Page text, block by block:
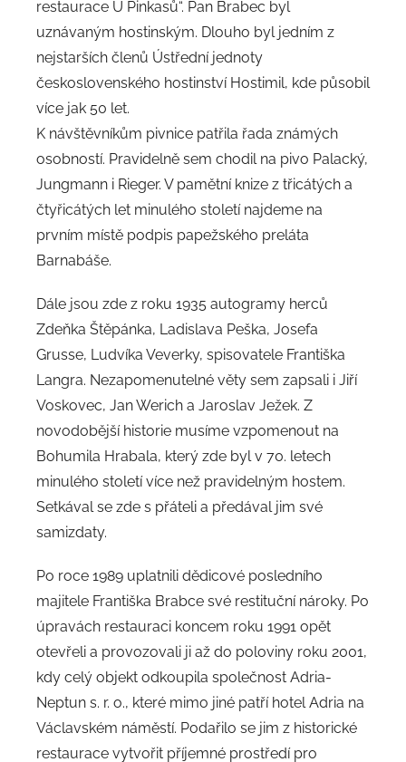
restaurace U Pinkasů“. Pan Brabec byl
uznávaným hostinským. Dlouho byl jedním z
nejstarších členů Ústřední jednoty
československého hostinství Hostimil, kde působil
více jak 50 let.
K návštěvníkům pivnice patřila řada známých
osobností. Pravidelně sem chodil na pivo Palacký,
Jungmann i Rieger. V pamětní knize z třicátých a
čtyřicátých let minulého století najdeme na
prvním místě podpis papežského preláta
Barnabáše.
Dále jsou zde z roku 1935 autogramy herců
Zdeňka Štěpánka, Ladislava Peška, Josefa
Grusse, Ludvíka Veverky, spisovatele Františka
Langra. Nezapomenutelné věty sem zapsali i Jiří
Voskovec, Jan Werich a Jaroslav Ježek. Z
novodobější historie musíme vzpomenout na
Bohumila Hrabala, který zde byl v 70. letech
minulého století více než pravidelným hostem.
Setkával se zde s přáteli a předával jim své
samizdaty.
Po roce 1989 uplatnili dědicové posledního
majitele Františka Brabce své restituční nároky. Po
úpravách restauraci koncem roku 1991 opět
otevřeli a provozovali ji až do poloviny roku 2001,
kdy celý objekt odkoupila společnost Adria-
Neptun s. r. o., které mimo jiné patří hotel Adria na
Václavském náměstí. Podařilo se jim z historické
restaurace vytvořit příjemné prostředí pro